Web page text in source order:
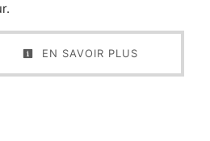
EN SAVOIR PLUS